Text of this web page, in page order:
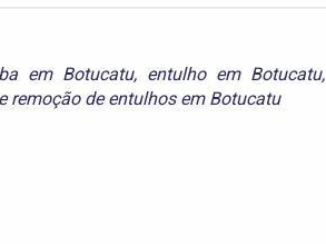
em Botucatu, entulho em Botucatu,
remoção de entulhos em Botucatu